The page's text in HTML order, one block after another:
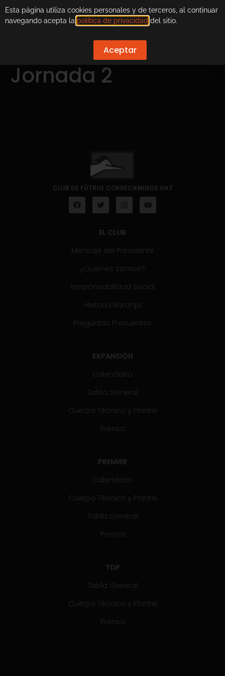
Jornada 2
CLUB DE FÚTBOL CORRECAMINOS UAT
EL CLUB
Mensaje del Presidente
¿Quiénes somos?
Responsabilidad Social
Historia Naranja
Preguntas Frecuentes
EXPANSIÓN
Calendario
Tabla General
Cuerpo Técnico y Plantel
Prensa
PREMIER
Calendario
Cuerpo Técnico y Plantel
Tabla General
Prensa
TDP
Tabla General
Cuerpo Técnico y Plantel
Prensa
Esta página utiliza cookies personales y de terceros, al continuar
navegando acepta la política de privacidad del sitio.
Aceptar